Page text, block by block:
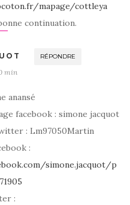
mapage/cottleya
continuation.
RÉPONDRE
min
anansé
facebook : simone jacquot
: Lm97050Martin
:
simone.jacquot/p
: